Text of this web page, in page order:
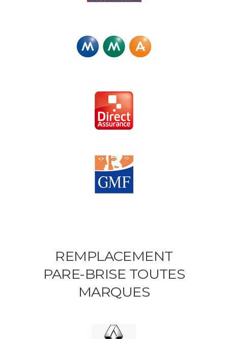
REMPLACEMENT
PARE-BRISE TOUTES
MARQUES